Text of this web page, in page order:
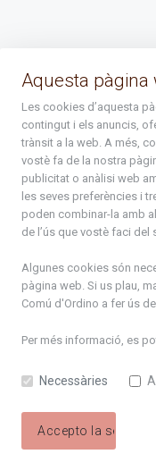
+376 878 100
De Dl. a Dv. : de 8
fins al divendres
Rep tota l'actualitat
Subscriu-te
Aquesta pàgina
Les cookies d’aquesta
contingut i els anuncis,
trànsit a la web. A més,
vostè fa de la nostra
publicitat o anàlisi web
les seves preferències i
poden combinar-la amb
de l’ús que vostè faci del
Algunes cookies són
pàgina web. Si us plau,
Comú d'Ordino a fer ús
Per més informació, es
Necessàries
Accepto la selecció